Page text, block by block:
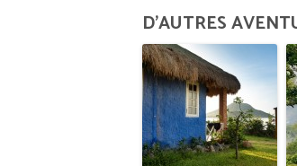
D'AUTRES